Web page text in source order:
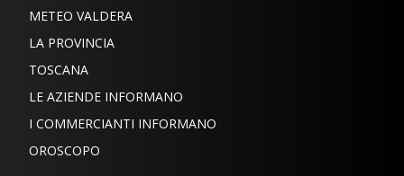
METEO VALDERA
LA PROVINCIA
TOSCANA
LE AZIENDE INFORMANO
I COMMERCIANTI INFORMANO
OROSCOPO